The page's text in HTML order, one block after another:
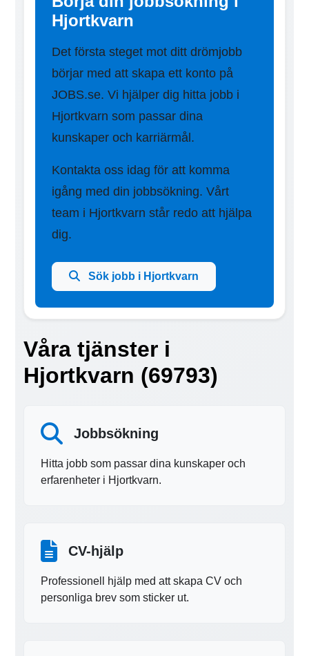
Hjortkvarn
Det första steget mot ditt drömjobb
börjar med att skapa ett konto på
JOBS.se. Vi hjälper dig hitta jobb i
Hjortkvarn som passar dina
kunskaper och karriärmål.
Kontakta oss idag för att komma
igång med din jobbsökning. Vårt
team i Hjortkvarn står redo att hjälpa
dig.
Sök jobb i Hjortkvarn
Våra tjänster i
Hjortkvarn (69793)
Jobbsökning
Hitta jobb som passar dina kunskaper och
erfarenheter i Hjortkvarn.
CV-hjälp
Professionell hjälp med att skapa CV och
personliga brev som sticker ut.